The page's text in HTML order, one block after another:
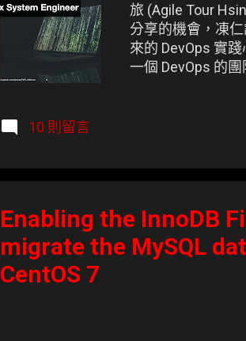
旅 (Agile Tour
分享的機會，凍
來的 DevOps 實
一個 DevOps 的
10 則留言
Enabling the InnoDB
migrate the MySQL
CentOS 7